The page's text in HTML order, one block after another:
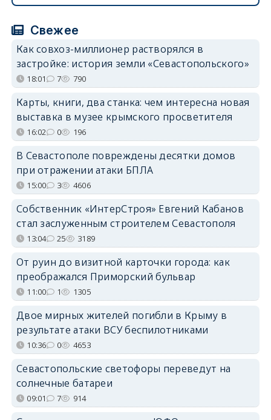
Свежее
Как совхоз-миллионер растворялся в
застройке: история земли «Севастопольского»
18:01 7 790
Карты, книги, два станка: чем интересна новая
выставка в музее крымского просветителя
16:02 0 196
В Севастополе повреждены десятки домов
при отражении атаки БПЛА
15:00 3 4606
Собственник «ИнтерСтроя» Евгений Кабанов
стал заслуженным строителем Севастополя
13:04 25 3189
От руин до визитной карточки города: как
преображался Приморский бульвар
11:00 1 1305
Двое мирных жителей погибли в Крыму в
результате атаки ВСУ беспилотниками
10:36 0 4653
Севастопольские светофоры переведут на
солнечные батареи
09:01 7 914